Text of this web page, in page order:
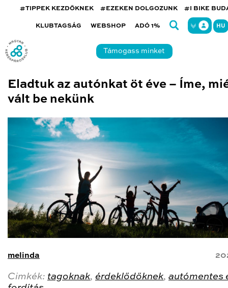
#TIPPEK KEZDŐKNEK #EZEKEN DOLGOZUNK #I BIKE
KLUBTAGSÁG WEBSHOP ADÓ 1% HU
Támogass minket
Eladtuk az autónkat öt éve – Íme,
vált be nekünk
melinda
Cimkék: tagoknak, érdeklődőknek, autómentes